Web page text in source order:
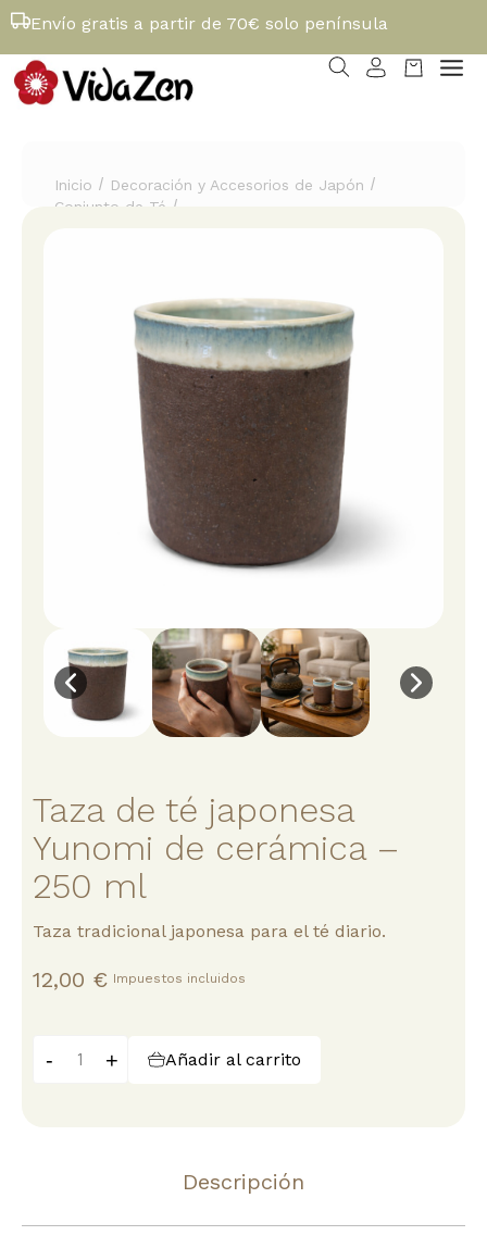
Envío gratis a partir de 70€ solo península
Inicio / Decoración y Accesorios de Japón /
Conjunto de Té /
Taza de té japonesa
Yunomi de cerámica –
250 ml
Taza tradicional japonesa para el té diario.
12,00 € Impuestos incluidos
- + Añadir al carrito
Descripción